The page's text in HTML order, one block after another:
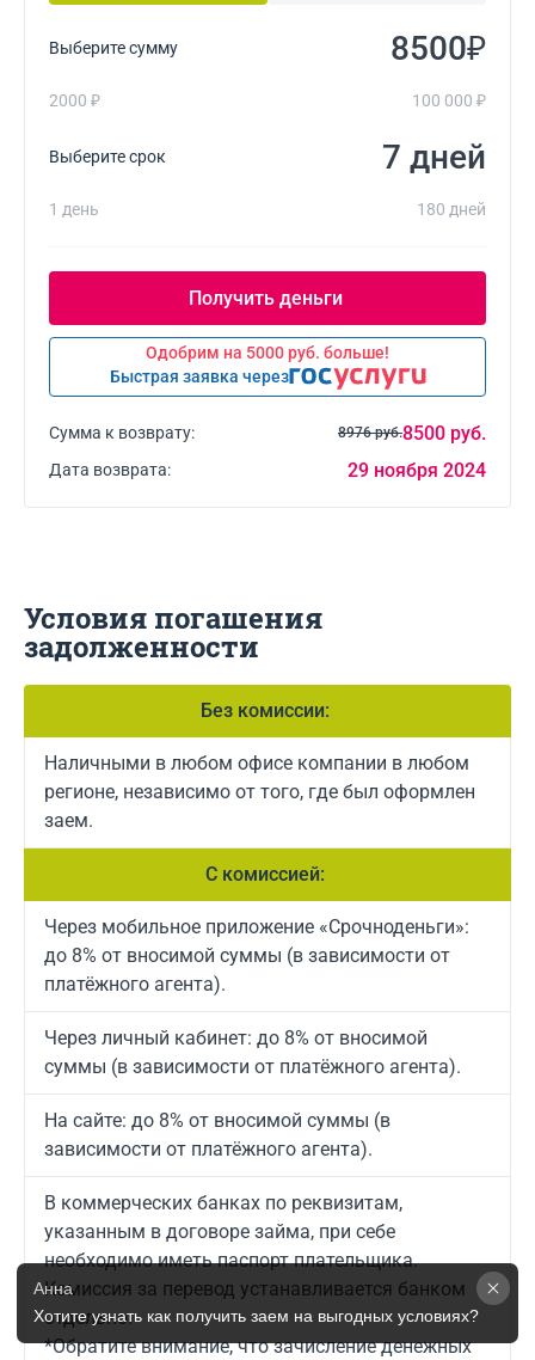
Выберите сумму ₽
2000 ₽ 100 000 ₽
Выберите срок дней
1 день 180 дней
Одобрим на 5000 руб. больше!
Быстрая заявка через
Сумма к возврату: 8500 руб.
8976 руб.
Дата возврата: 29 ноября 2024
Условия погашения
задолженности
Без комиссии:
Наличными в любом офисе компании в любом
регионе, независимо от того, где был оформлен
заем.
С комиссией:
Через мобильное приложение «Срочноденьги»:
до 8% от вносимой суммы (в зависимости от
платёжного агента).
Через личный кабинет: до 8% от вносимой
суммы (в зависимости от платёжного агента).
На сайте: до 8% от вносимой суммы (в
зависимости от платёжного агента).
В коммерческих банках по реквизитам,
указанным в договоре займа, при себе
необходимо иметь паспорт плательщика.
Комиссия за перевод устанавливается банком
отдельно.
*Обратите внимание, что зачисление денежных
Анна
Хотите узнать как получить заем на выгодных условиях?